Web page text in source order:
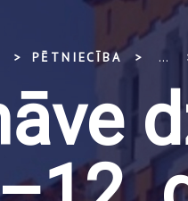
PĒTNIECĪBA ...